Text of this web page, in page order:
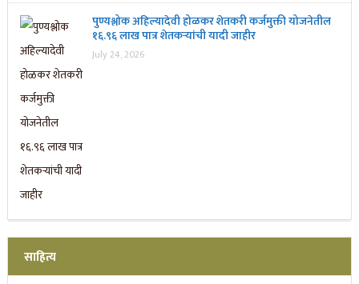
पुण्यश्लोक अहिल्यादेवी होळकर शेतकरी कर्जमुक्ती योजनेतील
१६.९६ लाख पात्र शेतकऱ्यांची यादी जाहीर
July 24, 2026
साहित्य